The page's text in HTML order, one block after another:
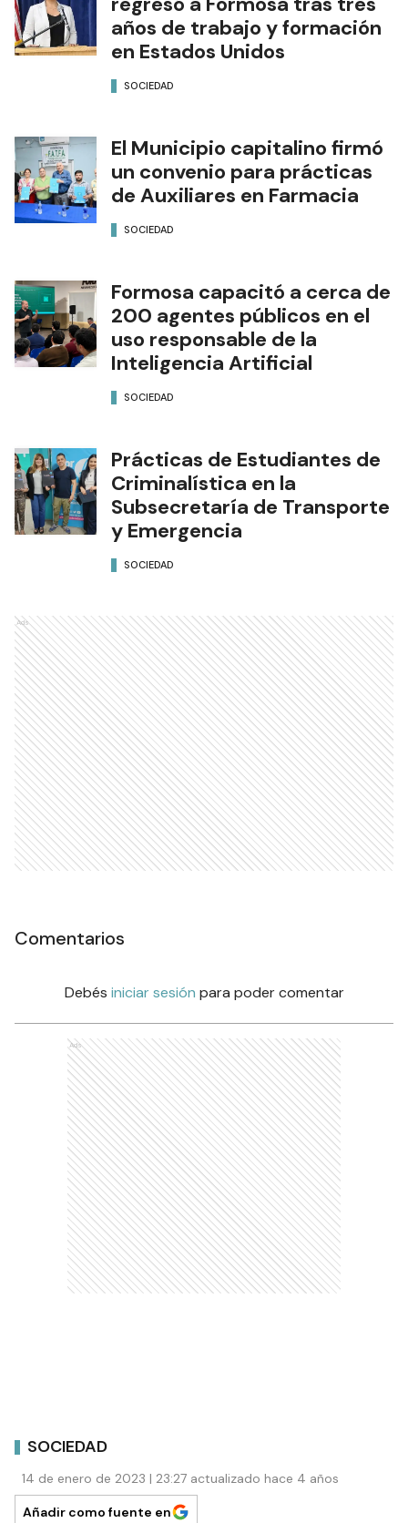
años de trabajo y formación
en Estados Unidos
SOCIEDAD
El Municipio capitalino firmó
un convenio para prácticas
de Auxiliares en Farmacia
SOCIEDAD
Formosa capacitó a cerca de
200 agentes públicos en el
uso responsable de la
Inteligencia Artificial
SOCIEDAD
Prácticas de Estudiantes de
Criminalística en la
Subsecretaría de Transporte
y Emergencia
SOCIEDAD
Ads
Comentarios
Debés iniciar sesión para poder comentar
Ads
SOCIEDAD
14 de enero de 2023 | 23:27 actualizado hace 4 años
Añadir como fuente en